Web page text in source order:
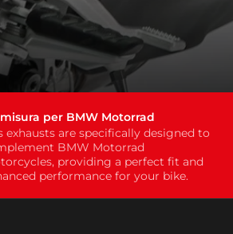
per BMW Motorrad
exhausts are specifically designed to
BMW Motorrad
providing a perfect fit and
performance for your bike.